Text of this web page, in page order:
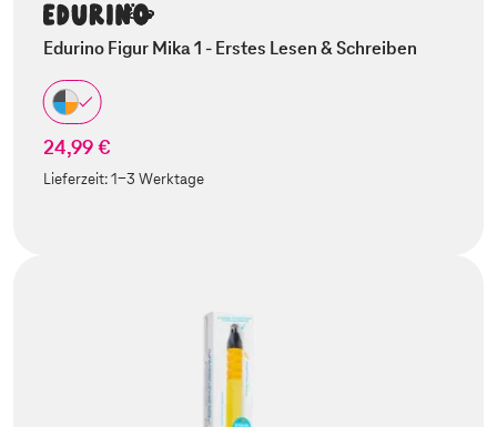
Edurino Figur Mika 1 - Erstes Lesen & Schreiben
24,99 €
Lieferzeit:1-3 Werktage